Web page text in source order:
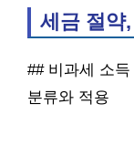
세금 절약
## 비과세 소
분류와 적용